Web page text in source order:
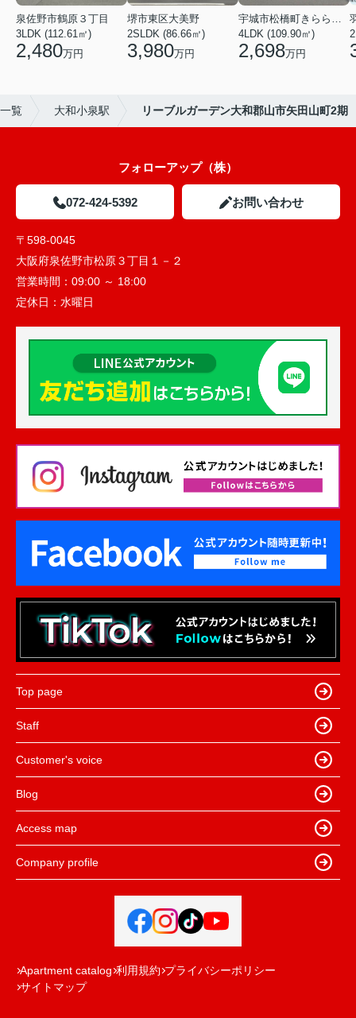
泉佐野市鶴原３丁目
3LDK (112.61㎡)
2,480万円
堺市東区大美野
2SLDK (86.66㎡)
3,980万円
宇城市松橋町きらら３丁目
4LDK (109.90㎡)
2,698万円
覧 大和小泉駅 リーブルガーデン大和郡山市矢田山町2期
フォローアップ（株）
072-424-5392 お問い合わせ
〒598-0045
大阪府泉佐野市松原３丁目１－２
営業時間： 09:00 ～ 18:00
定休日： 水曜日
Top page
Staff
Customer's voice
Blog
Access map
Company profile
Apartment catalog 利用規約 プライバシーポリシー
サイトマップ